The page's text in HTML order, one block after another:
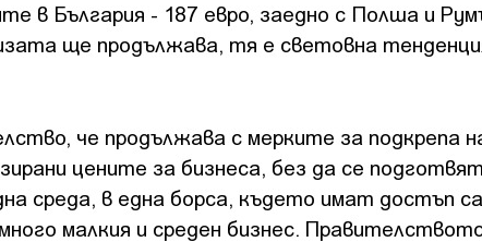
в България - 187 евро, заедно с Полша и
ще продължава, тя е световна
че продължава с мерките за подкрепа
цените за бизнеса, без да се
среда, в една борса, където имат достъп
малкия и среден бизнес.